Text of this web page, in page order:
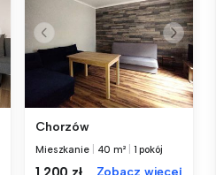
Chorzów
Mieszkanie 40 m² 1 pokój